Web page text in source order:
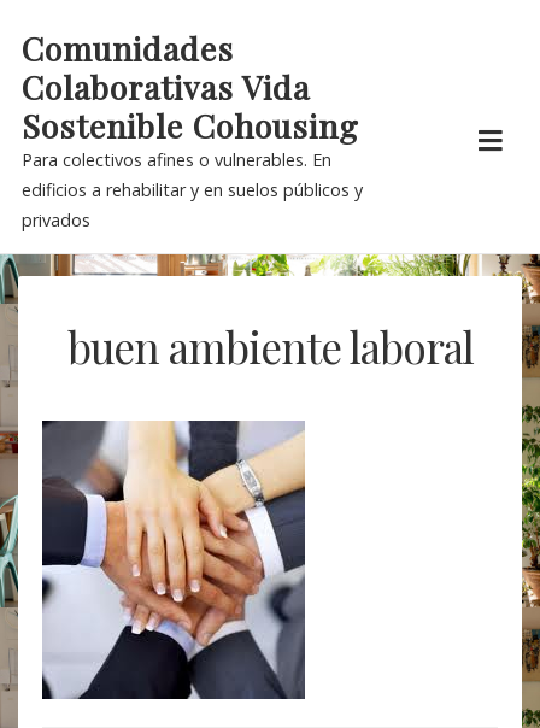
content
Comunidades
Colaborativas Vida
Sostenible Cohousing
Para colectivos afines o vulnerables. En
edificios a rehabilitar y en suelos públicos y
privados
buen ambiente laboral